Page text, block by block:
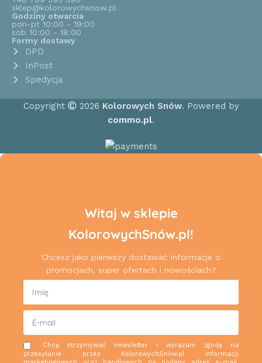
sklep@kolorowychsnow.pl
Godziny otwarcia
pon-pt 10:00 - 19:00
sob 10:00 - 18:00
Formy dostawy
DPD
InPost
Spedycja
Copyright 2026 Kolorowych Snów. Powered by
commo.pl.
Witaj w sklepie
KolorowychSnów.pl!
Chcesz jako pierwszy dostawać informacje o
promocjach, super ofertach i nowościach?
Chcę otrzymywać newsletter i wyrażam zgodę na
przesyłanie przez KolorowychSnów.pl informacji